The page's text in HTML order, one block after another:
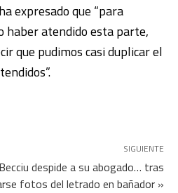
expresado que “para
haber atendido esta parte,
que pudimos casi duplicar el
SIGUIENTE
despide a su abogado… tras
fotos del letrado en bañador »